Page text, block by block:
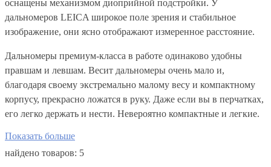
оснащены механизмом диоприйной подстройки. У
дальномеров LEICA широкое поле зрения и стабильное
изображение, они ясно отображают измеренное расстояние.
Дальномеры премиум-класса в работе одинаково удобны
правшам и левшам. Весит дальномеры очень мало и,
благодаря своему экстремально малому весу и компактному
корпусу, прекрасно ложатся в руку. Даже если вы в перчатках,
его легко держать и нести. Невероятно компактные и легкие.
Показать больше
найдено товаров: 5